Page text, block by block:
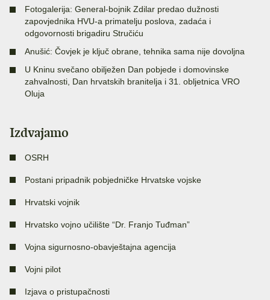
Fotogalerija: General-bojnik Zdilar predao dužnosti
zapovjednika HVU-a primatelju poslova, zadaća i
odgovornosti brigadiru Stručiću
Anušić: Čovjek je ključ obrane, tehnika sama nije dovoljna
U Kninu svečano obilježen Dan pobjede i domovinske
zahvalnosti, Dan hrvatskih branitelja i 31. obljetnica VRO
Oluja
Izdvajamo
OSRH
Postani pripadnik pobjedničke Hrvatske vojske
Hrvatski vojnik
Hrvatsko vojno učilište “Dr. Franjo Tuđman”
Vojna sigurnosno-obavještajna agencija
Vojni pilot
Izjava o pristupačnosti